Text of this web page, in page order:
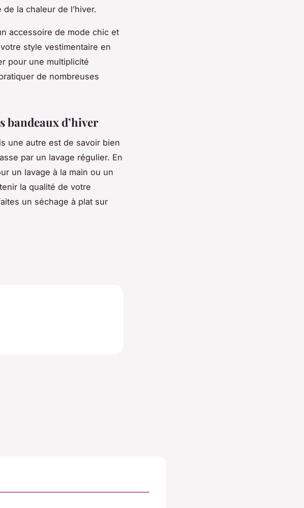
la chaleur de l’hiver.
accessoire de mode chic et
style vestimentaire en
pour une multiplicité
de nombreuses
bandeaux d’hiver
une autre est de savoir bien
par un lavage régulier. En
un lavage à la main ou un
la qualité de votre
un séchage à plat sur